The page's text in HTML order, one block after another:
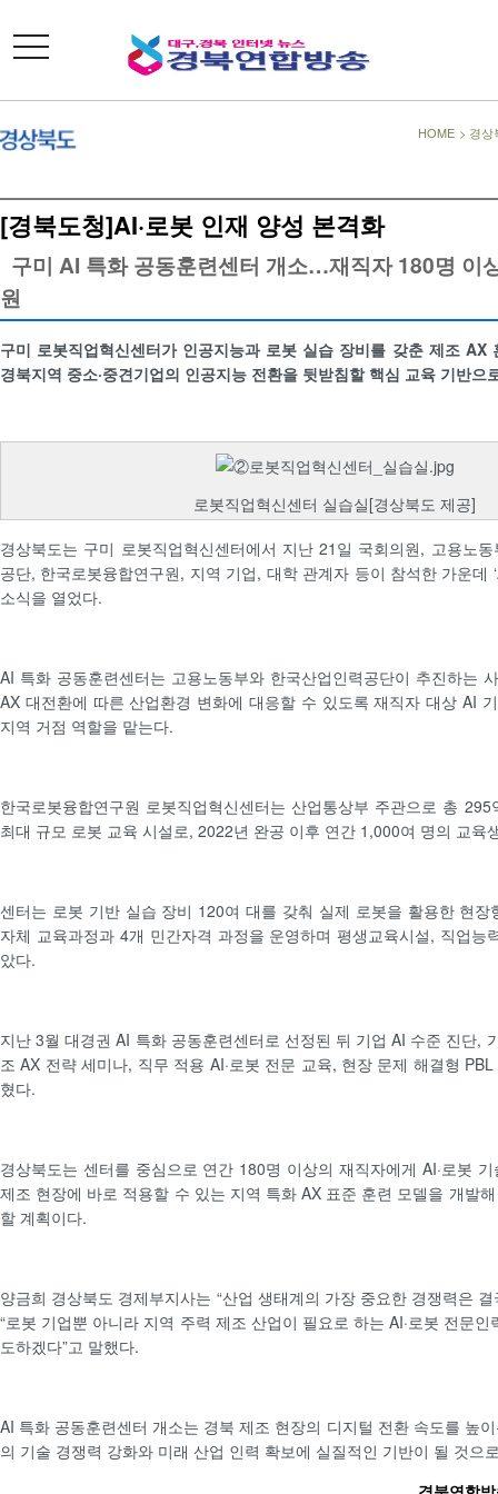
toggle
navigation
HOME > 경상
[경북도청]AI·로봇 인재 양성 본격화
구미 AI 특화 공동훈련센터 개소…재직자 180명 이
원
구미 로봇직업혁신센터가 인공지능과 로봇 실습 장비를 갖춘 제조 AX
경북지역 중소·중견기업의 인공지능 전환을 뒷받침할 핵심 교육 기반으
로봇직업혁신센터 실습실[경상북도 제공]
경상북도는 구미 로봇직업혁신센터에서 지난 21일 국회의원, 고용노
공단, 한국로봇융합연구원, 지역 기업, 대학 관계자 등이 참석한 가운데
소식을 열었다.
AI 특화 공동훈련센터는 고용노동부와 한국산업인력공단이 추진하는
AX 대전환에 따른 산업환경 변화에 대응할 수 있도록 재직자 대상 AI
지역 거점 역할을 맡는다.
한국로봇융합연구원 로봇직업혁신센터는 산업통상부 주관으로 총
최대 규모 로봇 교육 시설로, 2022년 완공 이후 연간 1,000여 명의 교육
센터는 로봇 기반 실습 장비 120여 대를 갖춰 실제 로봇을 활용한 현장
자체 교육과정과 4개 민간자격 과정을 운영하며 평생교육시설, 직업능
았다.
지난 3월 대경권 AI 특화 공동훈련센터로 선정된 뒤 기업 AI 수준 진단,
조 AX 전략 세미나, 직무 적용 AI·로봇 전문 교육, 현장 문제 해결형
혔다.
경상북도는 센터를 중심으로 연간 180명 이상의 재직자에게 AI·로봇
제조 현장에 바로 적용할 수 있는 지역 특화 AX 표준 훈련 모델을 개발
할 계획이다.
양금희 경상북도 경제부지사는 “산업 생태계의 가장 중요한 경쟁력은
“로봇 기업뿐 아니라 지역 주력 제조 산업이 필요로 하는 AI·로봇 전문
도하겠다”고 말했다.
AI 특화 공동훈련센터 개소는 경북 제조 현장의 디지털 전환 속도를 높
의 기술 경쟁력 강화와 미래 산업 인력 확보에 실질적인 기반이 될 것으